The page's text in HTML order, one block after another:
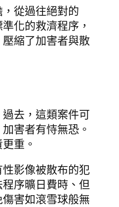
從過往絕對的
化的救濟程序，
縮了加害者與散
去，這類案件可
害者有恃無恐。
重。
影像被散布的犯
序曠日費時、但
害如滾雪球般無